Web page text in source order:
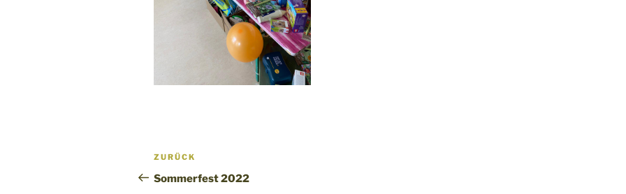
Beitragsnavigation
Vorheriger
Beitrag
ZURÜCK
Sommerfest 2022